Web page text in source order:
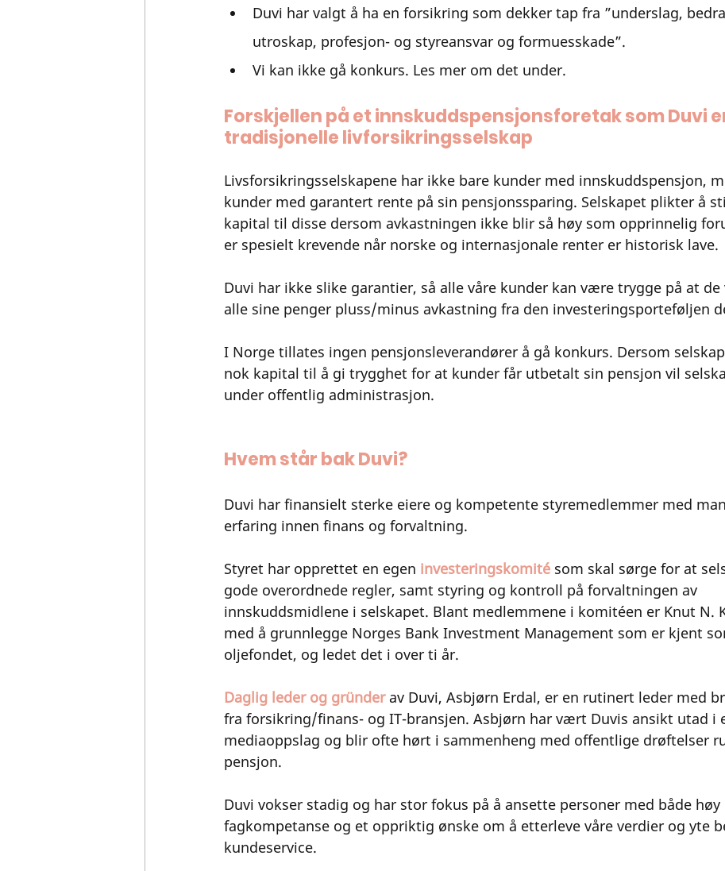
Duvi har valgt å ha en forsikring som dekker tap fra ”underslag,
utroskap, profesjon- og styreansvar og formuesskade”.
Vi kan ikke gå konkurs. Les mer om det under.
Forskjellen på et innskuddspensjonsforetak som Duvi
tradisjonelle livforsikringsselskap
Livsforsikringsselskapene har ikke bare kunder med innskuddspensjon,
kunder med garantert rente på sin pensjonssparing. Selskapet plikter å
kapital til disse dersom avkastningen ikke blir så høy som opprinnelig
er spesielt krevende når norske og internasjonale renter er historisk lave.
Duvi har ikke slike garantier, så alle våre kunder kan være trygge på at
alle sine penger pluss/minus avkastning fra den investeringsporteføljen
I Norge tillates ingen pensjonsleverandører å gå konkurs. Dersom
nok kapital til å gi trygghet for at kunder får utbetalt sin pensjon vil
under offentlig administrasjon.
Hvem står bak Duvi?
Duvi har finansielt sterke eiere og kompetente styremedlemmer med
erfaring innen finans og forvaltning.
Styret har opprettet en egen investeringskomité som skal sørge for at
gode overordnede regler, samt styring og kontroll på forvaltningen av
innskuddsmidlene i selskapet. Blant medlemmene i komitéen er Knut N.
med å grunnlegge Norges Bank Investment Management som er kjent
oljefondet, og ledet det i over ti år.
Daglig leder og gründer av Duvi, Asbjørn Erdal, er en rutinert leder med
fra forsikring/finans- og IT-bransjen. Asbjørn har vært Duvis ansikt utad i
mediaoppslag og blir ofte hørt i sammenheng med offentlige drøftelser
pensjon.
Duvi vokser stadig og har stor fokus på å ansette personer med både høy
fagkompetanse og et oppriktig ønske om å etterleve våre verdier og yte
kundeservice.